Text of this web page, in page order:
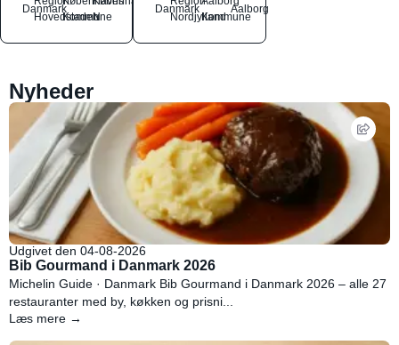
Danmark
Hovedstaden
Kommune
N
Danmark
NordjyllandKommune
Aalborg
Nyheder
Udgivet den 04-08-2026
Bib Gourmand i Danmark 2026
Michelin Guide · Danmark Bib Gourmand i Danmark 2026 – alle 27
restauranter med by, køkken og prisni...
Læs mere →